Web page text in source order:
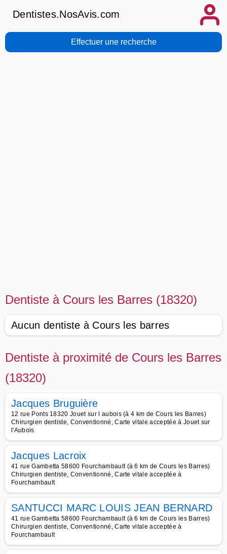
Dentistes.NosAvis.com
Effectuer une recherche
Dentiste à Cours les Barres (18320)
Aucun dentiste à Cours les barres
Dentiste à proximité de Cours les Barres
(18320)
Jacques Bruguière
12 rue Ponts 18320 Jouet sur l aubois (à 4 km de Cours les Barres)
Chirurgien dentiste, Conventionné, Carte vitale acceptée à Jouet sur
l'Aubois
Jacques Lacroix
41 rue Gambetta 58600 Fourchambault (à 6 km de Cours les Barres)
Chirurgien dentiste, Conventionné, Carte vitale acceptée à
Fourchambault
SANTUCCI MARC LOUIS JEAN BERNARD
41 rue Gambetta 58600 Fourchambault (à 6 km de Cours les Barres)
Chirurgien dentiste, Conventionné, Carte vitale acceptée à
Fourchambault